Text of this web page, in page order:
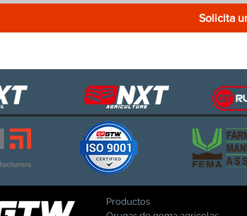
Solicita
Productos